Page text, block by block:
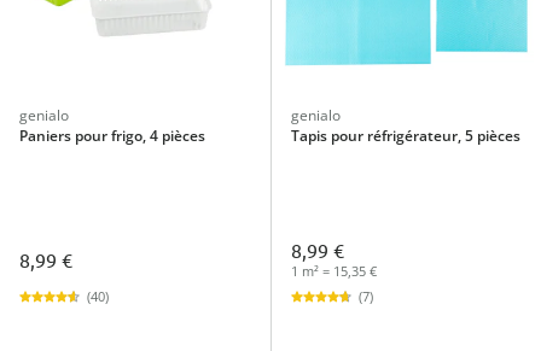
genialo
Paniers pour frigo, 4 pièces
8,99 €
(40)
genialo
Tapis pour réfrigérateur, 5 pièces
8,99 €
1 m² = 15,35 €
(7)